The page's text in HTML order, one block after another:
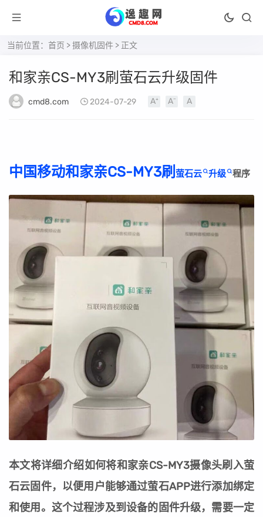
当前位置： 首页 >摄像机固件 > 正文
和家亲CS-MY3刷萤石云升级固件
cmd8.com 2024-07-29
中国移动和家亲CS-MY3刷 萤石云 升级 程序
本文将详细介绍如何将和家亲CS-MY3摄像头刷入萤
石云固件，以便用户能够通过萤石APP进行添加绑定
和使用。这个过程涉及到设备的固件升级，需要一定